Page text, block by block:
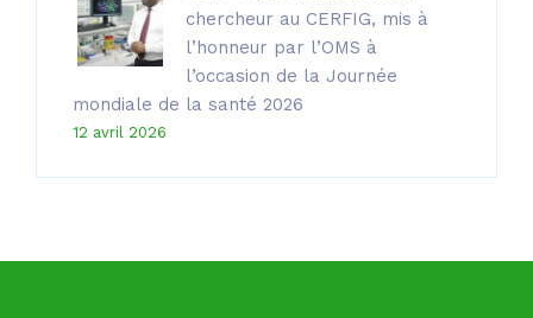
chercheur au CERFIG, mis à
l’honneur par l’OMS à
l’occasion de la Journée
mondiale de la santé 2026
12 avril 2026